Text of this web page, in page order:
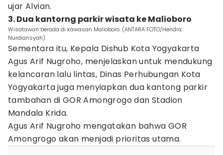
ujar Alvian.
3. Dua kantorng parkir wisata ke Malioboro
Wisatawan berada di kawasan Malioboro. (ANTARA FOTO/Hendra
Nurdiansyah)
Sementara itu, Kepala Dishub Kota Yogyakarta
Agus Arif Nugroho, menjelaskan untuk mendukung
kelancaran lalu lintas, Dinas Perhubungan Kota
Yogyakarta juga menyiapkan dua kantong parkir
tambahan di GOR Amongrogo dan Stadion
Mandala Krida.
Agus Arif Nugroho mengatakan bahwa GOR
Amongrogo akan menjadi prioritas utama.